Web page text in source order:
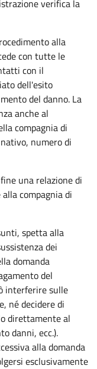
verifica la
alla
con tutte le
con il
dell'esito
del danno. La
anche al
compagnia di
numero di
una relazione di
compagnia di
spetta alla
dei
domanda
del
interferire sulle
né decidere di
direttamente al
danni, ecc.).
alla domanda
esclusivamente